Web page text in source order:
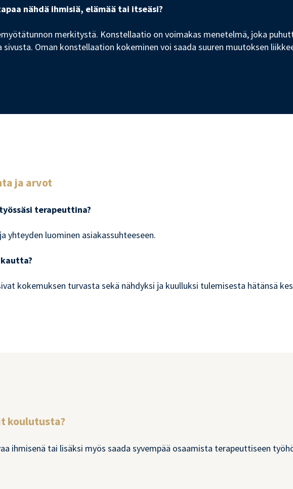
nähdä ihmisiä, elämää tai itseäsi?
merkitystä. Konstellaatio on voimakas menetelmä, joka
sivusta. Oman konstellaation kokeminen voi saada suuren muutoksen
ja arvot
terapeuttina?
yhteyden luominen asiakassuhteeseen.
kokemuksen turvasta sekä nähdyksi ja kuulluksi tulemisesta hätänsä
koulutusta?
ihmisenä tai lisäksi myös saada syvempää osaamista terapeuttiseen